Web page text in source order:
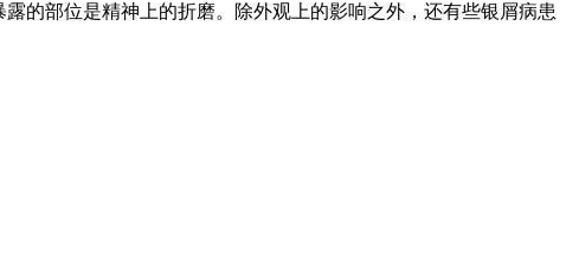
的部位是精神上的折磨。除外观上的影响之外，还有些银屑病患